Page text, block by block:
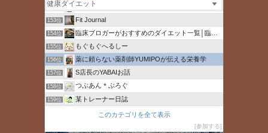
152位 背中を見せる
153位 Fit Journal
154位 臨床ブロガーがおすすめのダイエット一覧│臨床ブロガー
155位 もぐもぐへるしー
156位 薬に頼らない薬剤師YUMIPOが伝える栄養学
157位 S店長のYABAIお話
158位 つぶあん＊ぶろぐ
159位 某トレーナー日誌
30代男性の役立ちブログ
このカテゴリを全て表示
参加する